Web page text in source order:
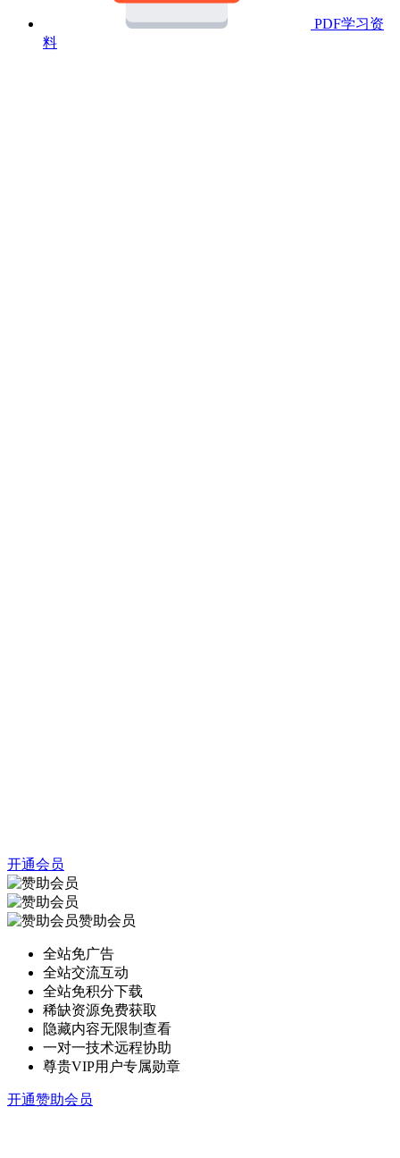
PDF学习资
料
开通会员
赞助会员
全站免广告
全站交流互动
全站免积分下载
稀缺资源免费获取
隐藏内容无限制查看
一对一技术远程协助
尊贵VIP用户专属勋章
开通赞助会员